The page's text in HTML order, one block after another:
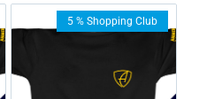
5 % Shopping Club